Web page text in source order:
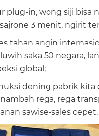
plug-in, wong siji bisa
3 menit, ngirit
tahan angin
saka 50 negara,
global;
dening pabrik kita
rega, rega
sawise-sales cepet.